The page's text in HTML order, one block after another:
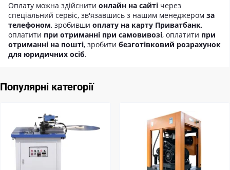
Оплату можна здійснити онлайн на сайті через
спеціальний сервіс, зв'язавшись з нашим менеджером за
телефоном, зробивши оплату на карту Приватбанк,
оплатити при отриманні при самовивозі, оплатити при
отриманні на пошті, зробити безготівковий розрахунок
для юридичних осіб.
Популярні категорії